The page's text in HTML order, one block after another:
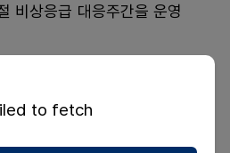
비상응급 대응주간을 운영
경찰에 수사를 의뢰했다.
to fetch